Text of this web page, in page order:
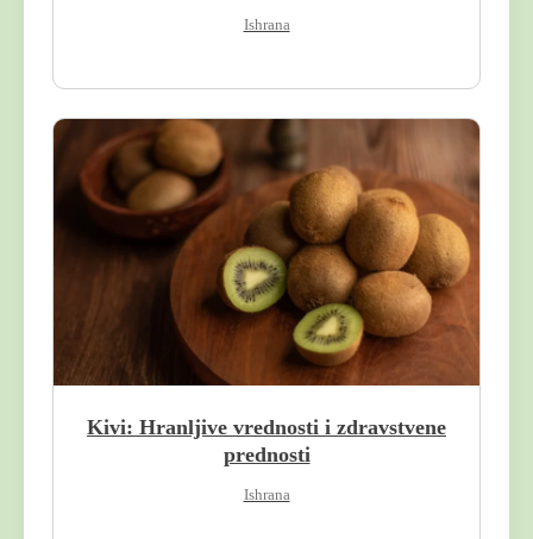
Ishrana
Kivi: Hranljive vrednosti i zdravstvene
prednosti
Ishrana